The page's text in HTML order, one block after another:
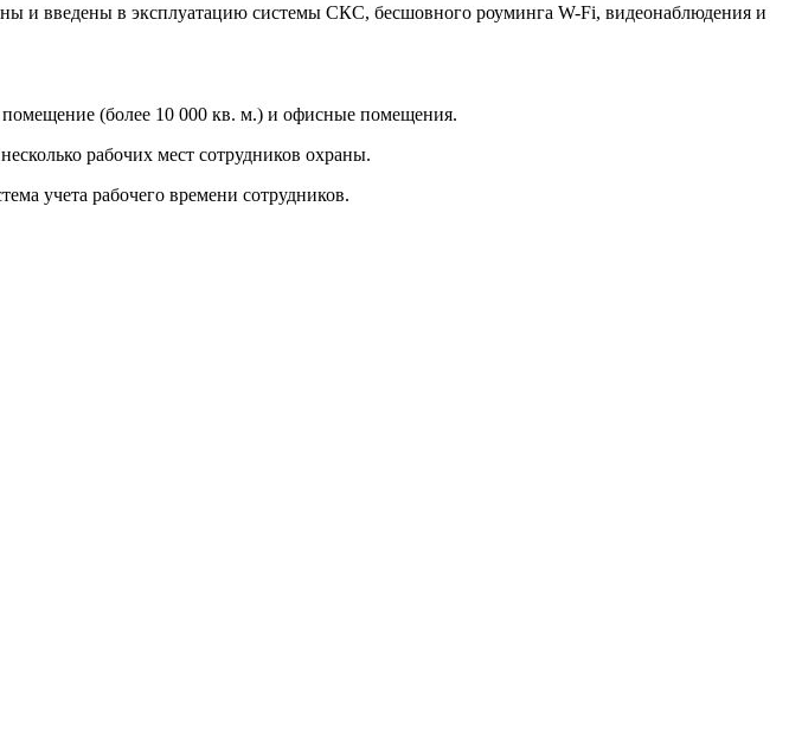
и введены в эксплуатацию системы СКС, бесшовного роуминга W-Fi, видеонаблюдения и
помещение (более 10 000 кв. м.) и офисные помещения.
рабочих мест сотрудников охраны.
учета рабочего времени сотрудников.